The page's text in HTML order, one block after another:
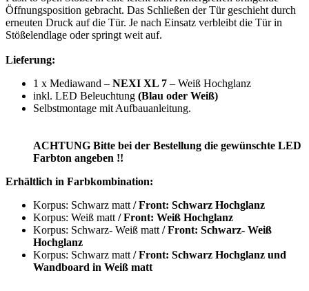
Öffnungsposition gebracht. Das Schließen der Tür geschieht durch
erneuten Druck auf die Tür. Je nach Einsatz verbleibt die Tür in
Stößelendlage oder springt weit auf.
Lieferung:
1 x Mediawand – NEXI XL 7 – Weiß Hochglanz
inkl. LED Beleuchtung (Blau oder Weiß)
Selbstmontage mit Aufbauanleitung.
ACHTUNG Bitte bei der Bestellung die gewünschte LED
Farbton angeben !!
Erhältlich in Farbkombination:
Korpus: Schwarz matt / Front: Schwarz Hochglanz
Korpus: Weiß matt / Front: Weiß Hochglanz
Korpus: Schwarz- Weiß matt / Front: Schwarz- Weiß
Hochglanz
Korpus: Schwarz matt / Front: Schwarz Hochglanz und
Wandboard in Weiß matt